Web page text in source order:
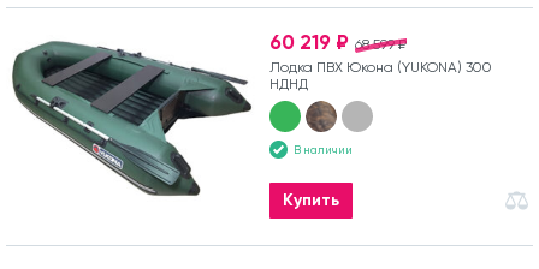
68 599 ₽
60 219 ₽
Лодка ПВХ Юкона (YUKONA) 300
НДНД
В наличии
Купить